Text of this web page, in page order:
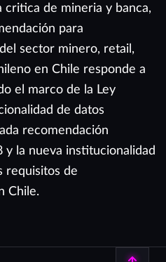
de mineria y banca,
para
sector minero, retail,
en Chile responde a
el marco de la Ley
de datos
recomendación
y la nueva institucionalidad
requisitos de
Chile.